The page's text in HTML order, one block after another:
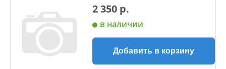
2 350 р.
в наличии
Добавить в корзину